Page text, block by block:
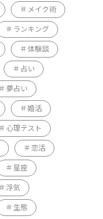
メイク術
ランキング
体験談
占い
夢占い
婚活
心理テスト
恋活
星座
浮気
生態